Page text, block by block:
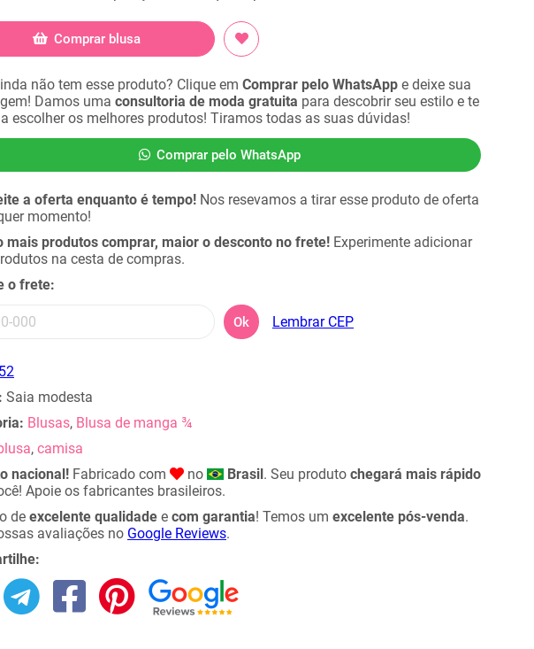
Comprar blusa
não tem esse produto? Clique em Comprar pelo WhatsApp e deixe sua
Damos uma consultoria de moda gratuita para descobrir seu estilo e te
escolher os melhores produtos! Tiramos todas as suas dúvidas!
Comprar pelo WhatsApp
a oferta enquanto é tempo! Nos resevamos a tirar esse produto de oferta
momento!
mais produtos comprar, maior o desconto no frete! Experimente adicionar
na cesta de compras.
o frete:
Ok Lembrar CEP
Saia modesta
Blusas, Blusa de manga ¾
, camisa
nacional! Fabricado com no Brasil. Seu produto chegará mais rápido
Apoie os fabricantes brasileiros.
de excelente qualidade e com garantia! Temos um excelente pós-venda.
avaliações no Google Reviews.